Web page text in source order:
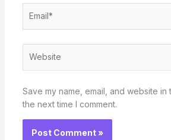
Save my name, email, and website
the next time I comment.